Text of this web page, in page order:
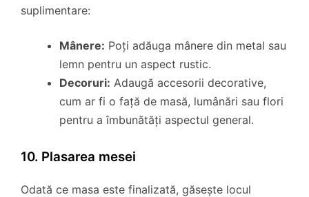
suplimentare:
Mânere: Poți adăuga mânere din metal sau
lemn pentru un aspect rustic.
Decoruri: Adaugă accesorii decorative,
cum ar fi o față de masă, lumânări sau flori
pentru a îmbunătăți aspectul general.
10. Plasarea mesei
Odată ce masa este finalizată, găsește locul